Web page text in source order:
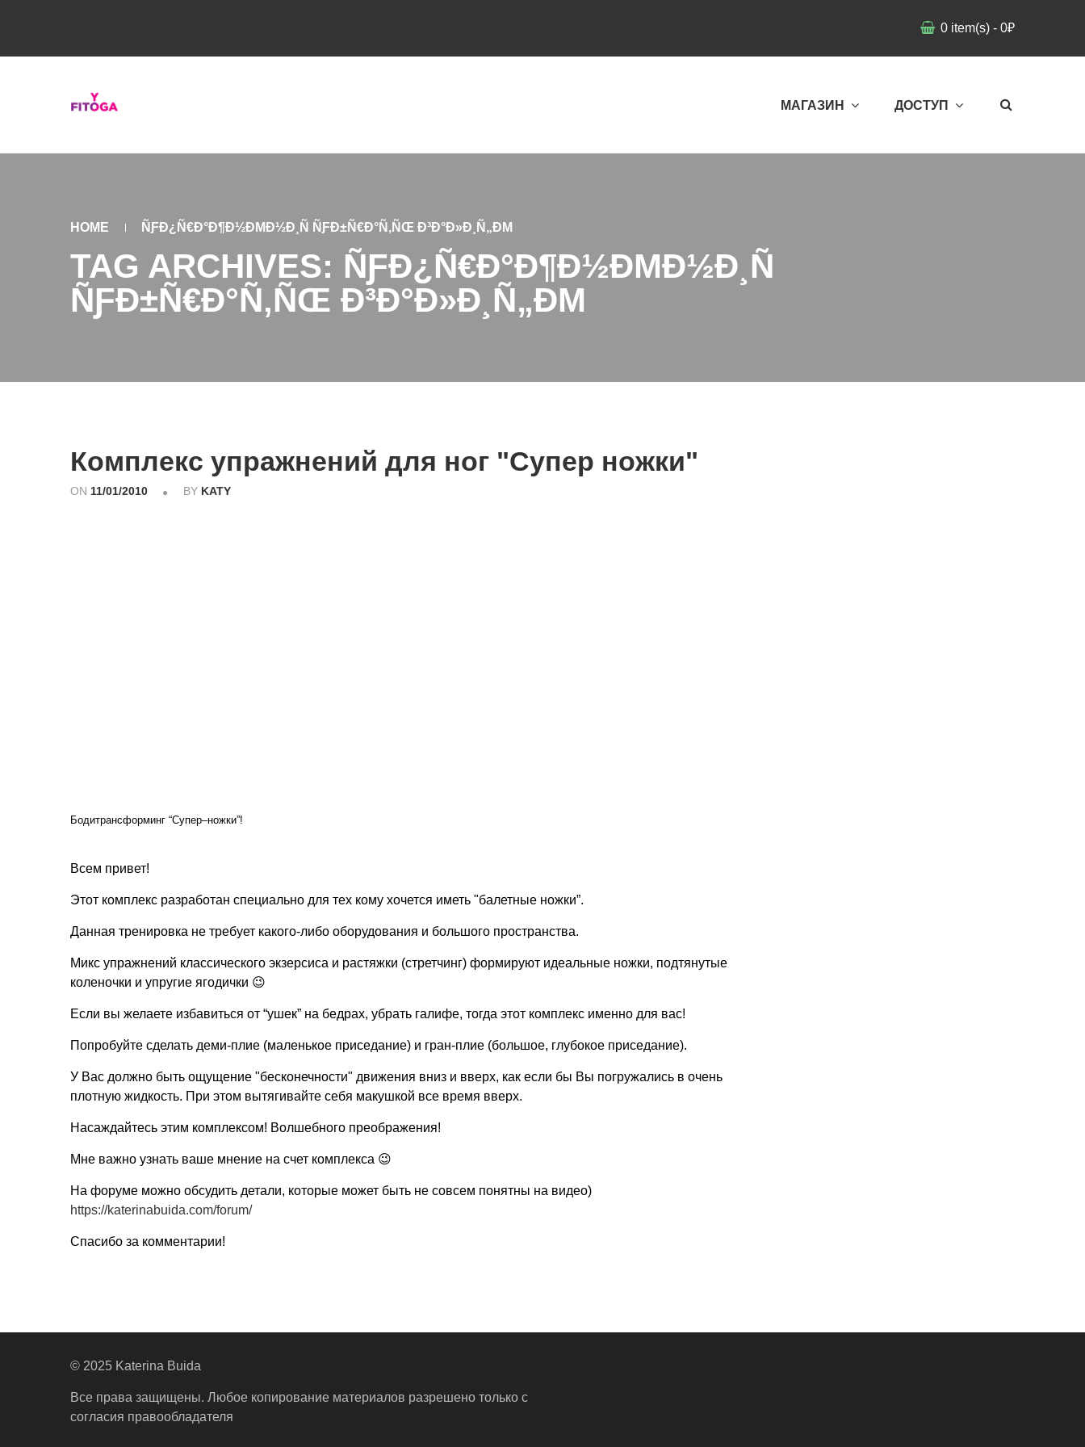
0 item(s) - 0₽
МАГАЗИН ДОСТУП
HOME ÑƑÐ¿Ñ€Ð°Ð¶Ð½ÐΜÐ½Ð¸Ñ ÑƑÐ±Ñ€Ð°Ñ‚ÑŒ Ð³Ð°Ð»Ð¸Ñ„ÐΜ
TAG ARCHIVES: ÑƑÐ¿Ñ€Ð°Ð¶Ð½ÐΜÐ½Ð¸Ñ
ÑƑÐ±Ñ€Ð°Ñ‚ÑŒ Ð³Ð°Ð»Ð¸Ñ„ÐΜ
Комплекс упражнений для ног "Супер ножки"
ON 11/01/2010 BY KATY
Бодитрансформинг “Супер–ножки”!
Всем привет!
Этот комплекс разработан специально для тех кому хочется иметь "балетные ножки”.
Данная тренировка не требует какого-либо оборудования и большого пространства.
Микс упражнений классического экзерсиса и растяжки (стретчинг) формируют идеальные ножки, подтянутые
коленочки и упругие ягодички 😉
Если вы желаете избавиться от “ушек” на бедрах, убрать галифе, тогда этот комплекс именно для вас!
Попробуйте сделать деми-плие (маленькое приседание) и гран-плие (большое, глубокое приседание).
У Вас должно быть ощущение "бесконечности" движения вниз и вверх, как если бы Вы погружались в очень
плотную жидкость. При этом вытягивайте себя макушкой все время вверх.
Насаждайтесь этим комплексом! Волшебного преображения!
Мне важно узнать ваше мнение на счет комплекса 😉
На форуме можно обсудить детали, которые может быть не совсем понятны на видео)
https://katerinabuida.com/forum/
Спасибо за комментарии!
© 2025 Katerina Buida
Все права защищены. Любое копирование материалов разрешено только с
согласия правообладателя